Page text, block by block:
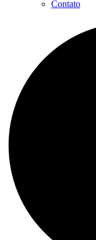
Contato